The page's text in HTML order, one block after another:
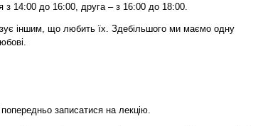
14:00 до 16:00, друга – з 16:00 до 18:00.
іншим, що любить їх. Здебільшого ми маємо одну
записатися на лекцію.